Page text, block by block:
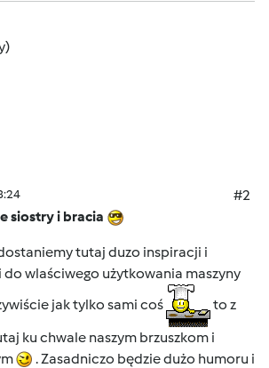
#2
siostry i bracia
tutaj duzo inspiracji i
wlaściwego użytkowania maszyny
jak tylko sami coś
to z
ku chwale naszym brzuszkom i
. Zasadniczo będzie dużo humoru i